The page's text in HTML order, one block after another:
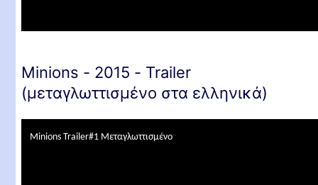
Minions - 2015 - Trailer
(μεταγλωττισμένο στα ελληνικά)
Minions Trailer#1 Μεταγλωττισμένο